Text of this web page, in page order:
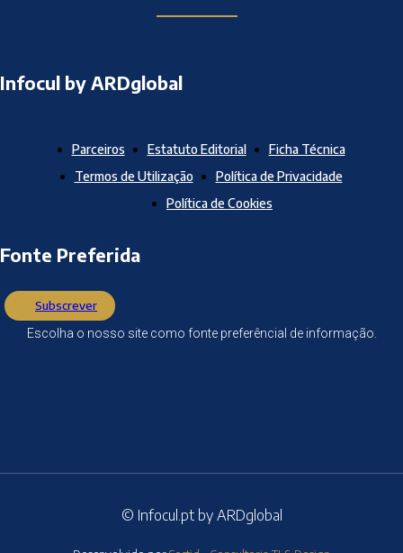
Infocul by ARDglobal
Parceiros Estatuto Editorial
Ficha Técnica
Termos de Utilização
Política de Privacidade
Política de Cookies
Fonte Preferida
Subscrever
Escolha o nosso site como fonte preferêncial de informação.
© Infocul.pt by ARDglobal